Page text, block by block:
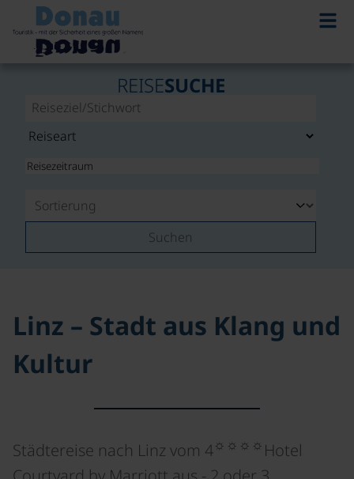
REISESUCHE
Suchen
Linz – Stadt aus Klang und
Kultur
Städtereise nach Linz vom 4 ☼☼☼☼ Hotel